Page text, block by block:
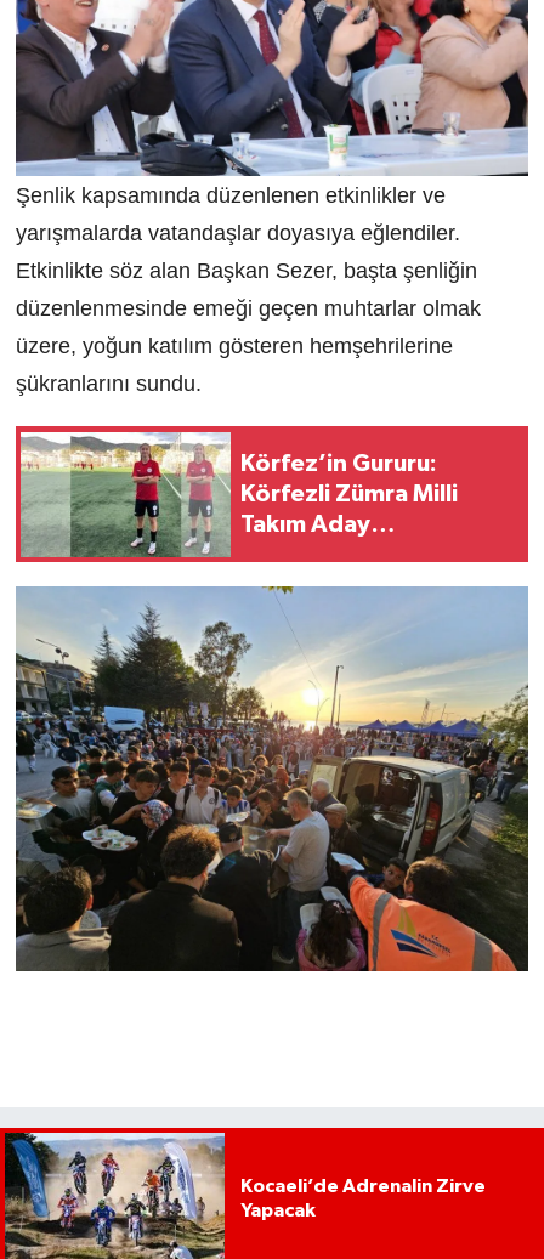
Şenlik kapsamında düzenlenen etkinlikler ve
yarışmalarda vatandaşlar doyasıya eğlendiler.
Etkinlikte söz alan Başkan Sezer, başta şenliğin
düzenlenmesinde emeği geçen muhtarlar olmak
üzere, yoğun katılım gösteren hemşehrilerine
şükranlarını sundu.
Körfez’in Gururu:
Körfezli Zümra Milli
Takım Aday
Kocaeli’de Adrenalin Zirve
Yapacak